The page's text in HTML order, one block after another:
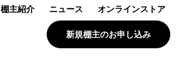
棚主紹介 ニュース オンラインストア
新規棚主のお申し込み